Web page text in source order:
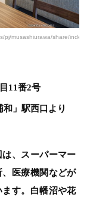
pj/musashiurawa/share/
11番2号
」駅西口より
、スーパーマー
医療機関などが
す。白幡沼や花